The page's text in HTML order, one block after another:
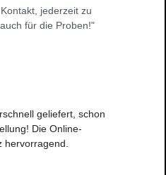
jederzeit zu
für die Proben!"
geliefert, schon
Die Online-
hervorragend.